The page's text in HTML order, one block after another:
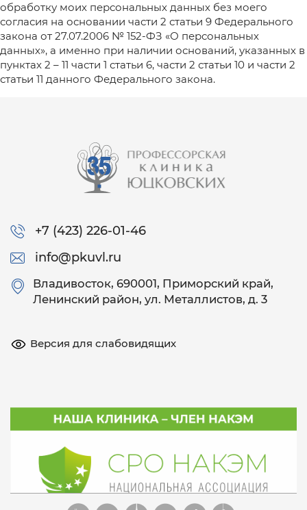
обработку моих персональных данных без моего
согласия на основании части 2 статьи 9 Федерального
закона от 27.07.2006 № 152-ФЗ «О персональных
данных», а именно при наличии оснований, указанных в
пунктах 2 – 11 части 1 статьи 6, части 2 статьи 10 и части 2
статьи 11 данного Федерального закона.
+7 (423) 226-01-46
info@pkuvl.ru
Владивосток, 690001, Приморский край,
Ленинский район, ул. Металлистов, д. 3
Версия для слабовидящих